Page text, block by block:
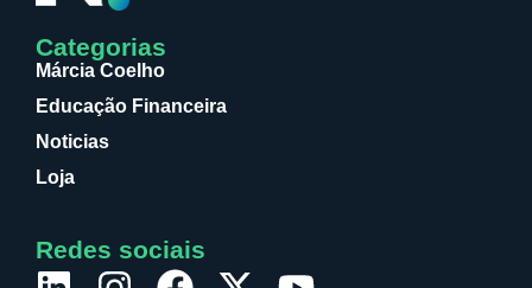
Categorias
Márcia Coelho
Educação Financeira
Noticias
Loja
Redes sociais